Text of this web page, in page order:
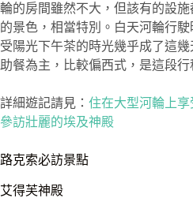
輪的房間雖然不大，但該有的設
的景色，相當特別。白天河輪行
受陽光下午茶的時光幾乎成了這
助餐為主，比較偏西式，是這段
詳細遊記請見： 住在大型河輪上
參訪壯麗的埃及神殿
路克索必訪景點
艾得芙神殿